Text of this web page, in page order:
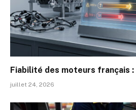
Fiabilité des moteurs français
juillet 24, 2026